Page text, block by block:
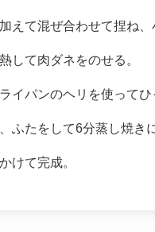
えて混ぜ合わせて捏ね、
して肉ダネをのせる。
イパンのヘリを使ってひ
ふたをして6分蒸し焼き
けて完成。